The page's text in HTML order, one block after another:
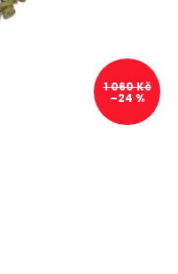
1 060 Kč
–24 %